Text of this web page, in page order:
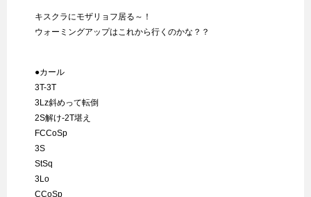
キスクラにモザリョフ居る～！
ウォーミングアップはこれから行くのかな？？
●カール
3T-3T
3Lz斜めって転倒
2S解け-2T堪え
FCCoSp
3S
StSq
3Lo
CCoSp